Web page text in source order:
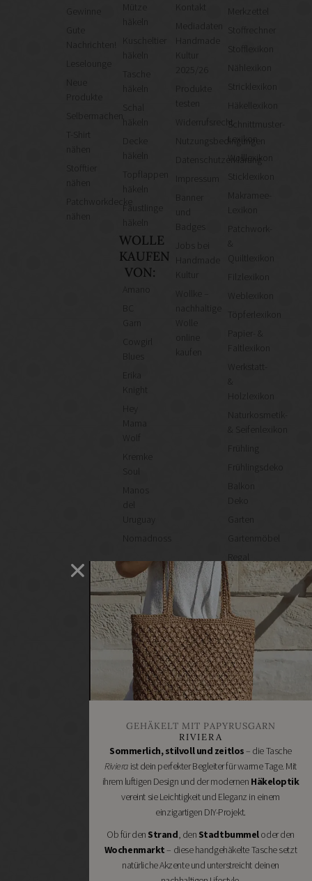
Gute
Nachrichten!
Leselounge
Produkte
Selbermachen
T-Shirt
Stofftier
Patchworkdecke
Mütze
häkeln
Kuscheltier
Tasche
häkeln
Topflappen
häkeln
Fäustlinge
häkeln
WOLLE
KAUFEN
VON:
Cowgirl
Knight
Mama
Kremke
Manos
Uruguay
Nomadnoss
Kontakt
Mediadaten
Kultur
2025/26
Produkte
testen
Widerrufsrecht
Nutzungsbedingungen
Datenschutzerklärung
Kultur
Wollke –
nachhaltige
kaufen
Merkzettel
Stoffrechner
Stofflexikon
Nählexikon
Stricklexikon
Häkellexikon
Schnittmuster-
Lexikon
Wolllexikon
Sticklexikon
Makramee-
Lexikon
Patchwork-
&
Quiltlexikon
Filzlexikon
Weblexikon
Töpferlexikon
Papier- &
Faltlexikon
Werkstatt-
&
Holzlexikon
Naturkosmetik-
& Seifenlexikon
Frühling
Frühlingsdeko
Deko
Garten
Gartenmöbel
Regal
selber
machen
Heimwerken
Renovieren
DIY
GESCHÄFTE
Bastelbedarf
Stoffgeschäfte
Handgemachtes
Schneidereibedarf
Handarbeitszubehör
DIY
Online
Shops
Schmuckzubehör
Nähmaschinen
GEHÄKELT MIT PAPYRUSGARN
RIVIERA
Sommerlich, stilvoll und zeitlos– die Tasche
Rivieraist dein perfekter Begleiter für warme Tage. Mit
ihrem luftigen Design und der modernen Häkeloptik
vereint sie Leichtigkeit und Eleganz in einem
einzigartigen DIY-Projekt.
Ob für den Strand, den Stadtbummeloder den
Wochenmarkt– diese handgehäkelte Tasche setzt
natürliche Akzente und unterstreicht deinen